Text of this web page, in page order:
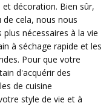
décoration. Bien sûr,
de cela, nous nous
nécessaires à la vie
à séchage rapide et les
Pour que votre
d'acquérir des
de cuisine
style de vie et à